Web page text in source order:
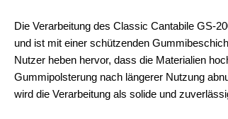
Die Verarbeitung des Classic Cantabile GS-
und ist mit einer schützenden
Nutzer heben hervor, dass die Materialien
Gummipolsterung nach längerer Nutzung
wird die Verarbeitung als solide und